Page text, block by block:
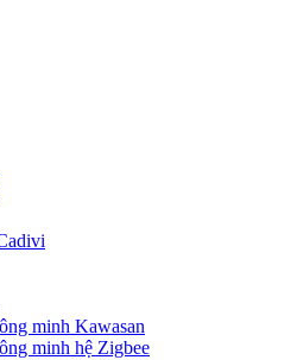
minh Kawasan
minh hệ Zigbee